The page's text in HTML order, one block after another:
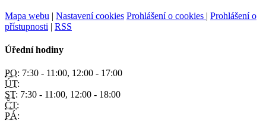
Mapa webu | Nastavení cookies Prohlášení o cookies | Prohlášení o
přístupnosti | RSS
Úřední hodiny
PO: 7:30 - 11:00, 12:00 - 17:00
ÚT:
ST: 7:30 - 11:00, 12:00 - 18:00
ČT:
PÁ: